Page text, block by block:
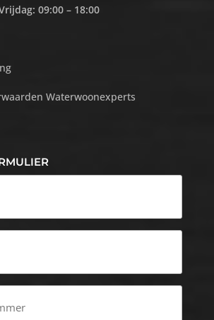
09:00 – 18:00
Waterwoonexperts